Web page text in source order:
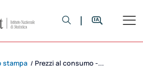
stampa / Prezzi al consumo -...